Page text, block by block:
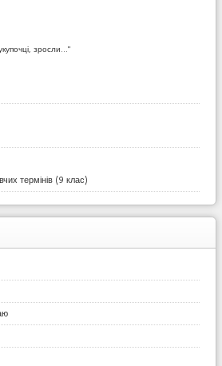
зросли..."
термінів (9 клас)